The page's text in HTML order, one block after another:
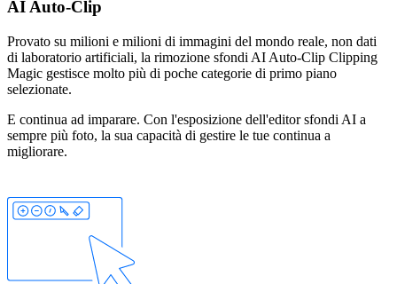
AI Auto-Clip
Provato su milioni e milioni di immagini del mondo reale, non dati
di laboratorio artificiali, la rimozione sfondi AI Auto-Clip Clipping
Magic gestisce molto più di poche categorie di primo piano
selezionate.
E continua ad imparare. Con l'esposizione dell'editor sfondi AI a
sempre più foto, la sua capacità di gestire le tue continua a
migliorare.